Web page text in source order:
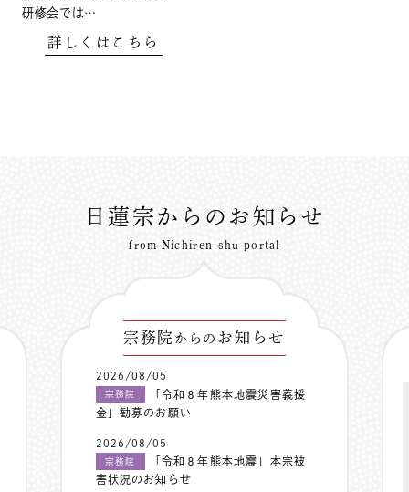
研修会では…
詳しくはこちら
日蓮宗からのお知らせ
from Nichiren-shu portal
宗務院 からの お知らせ
2026/08/05
宗務院
「令和８年熊本地震災害義援
金」勧募のお願い
2026/08/05
宗務院
「令和８年熊本地震」本宗被
害状況のお知らせ